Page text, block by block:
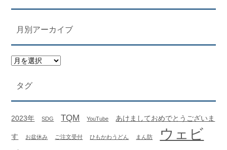
月別アーカイブ
タグ
2023年 SDG TQM YouTube あけましておめでとうございま
す お盆休み ご注文受付 ひもかわうどん まん防
ウェビ